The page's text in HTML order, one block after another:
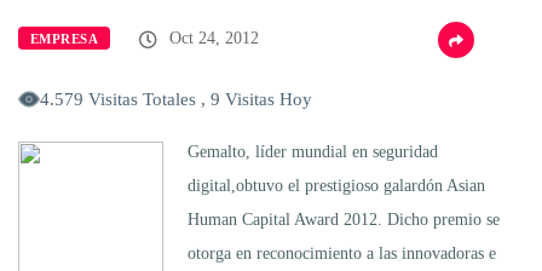
EMPRESA Oct 24, 2012
4.579 Visitas Totales , 9 Visitas Hoy
Gemalto, líder mundial en seguridad
digital,obtuvo el prestigioso galardón Asian
Human Capital Award 2012. Dicho premio se
otorga en reconocimiento a las innovadoras e